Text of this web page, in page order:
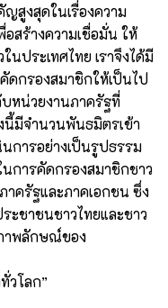
สูงสุดในเรื่องความ
สร้างความเชื่อมั่น ให้
นประเทศไทย เราจึงได้มี
กรองสมาชิกให้เป็นไป
หน่วยงานภาครัฐที่
นี้มีจำนวนพันธมิตรเข้า
การอย่างเป็นรูปธรรม
การคัดกรองสมาชิกชาว
าครัฐและภาคเอกชน ซึ่ง
ะชาชนชาวไทยและชาว
าพลักษณ์ของ
วโลก”